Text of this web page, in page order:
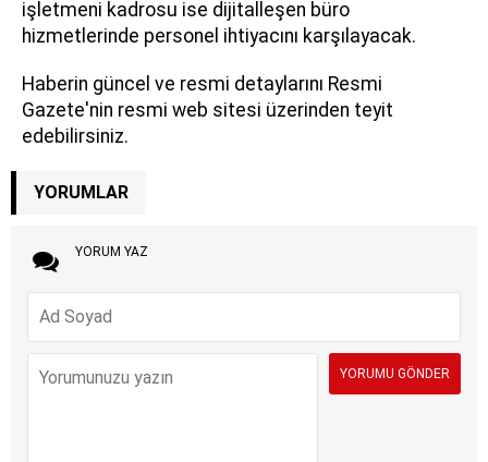
işletmeni kadrosu ise dijitalleşen büro
hizmetlerinde personel ihtiyacını karşılayacak.
Haberin güncel ve resmi detaylarını Resmi
Gazete'nin resmi web sitesi üzerinden teyit
edebilirsiniz.
YORUMLAR
YORUM YAZ